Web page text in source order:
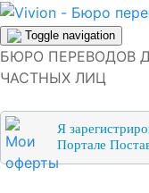
Toggle navigation
БЮРО ПЕРЕВОДОВ
ЧАСТНЫХ ЛИЦ
Я
Портале